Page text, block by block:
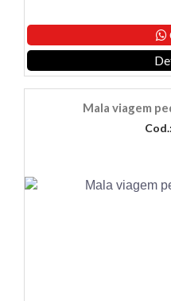
Mala viagem